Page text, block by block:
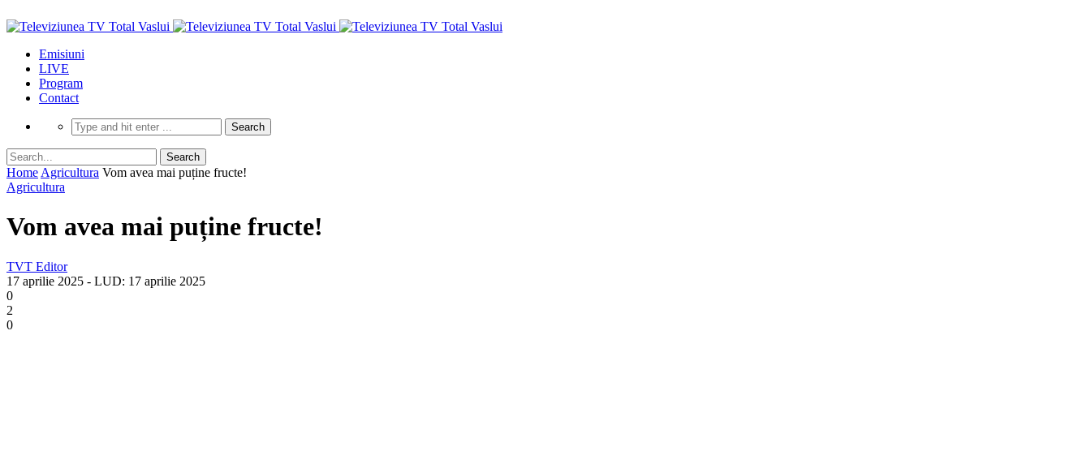
Emisiuni
LIVE
Program
Contact
Home Agricultura Vom avea mai puține fructe!
Agricultura
Vom avea mai puține fructe!
TVT Editor
17 aprilie 2025 - LUD: 17 aprilie 2025
0
2
0